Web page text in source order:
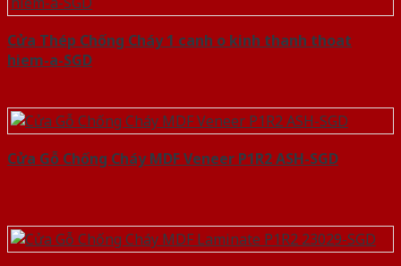
Cửa Thép Chống Cháy 1 canh o kinh thanh thoat
hiem-a-SGD
Cửa Gỗ Chống Cháy MDF Veneer P1R2 ASH-SGD